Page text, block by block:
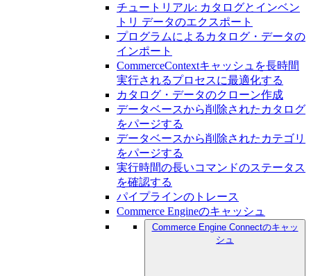
チュートリアル: カタログとインベン
トリ データのエクスポート
プログラムによるカタログ・データの
インポート
CommerceContextキャッシュを長時間
実行されるプロセスに最適化する
カタログ・データのクローン作成
データベースから削除されたカタログ
をパージする
データベースから削除されたカテゴリ
をパージする
実行時間の長いコマンドのステータス
を確認する
パイプラインのトレース
Commerce Engineのキャッシュ
Commerce Engine Connectのキャッ
シュ